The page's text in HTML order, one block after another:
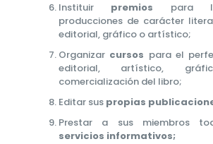
Instituir premios para
producciones de carácter
editorial, gráfico o artístico;
Organizar cursos para el
editorial, artístico,
comercialización del libro;
Editar sus propias
Prestar a sus miembros
servicios informativos;